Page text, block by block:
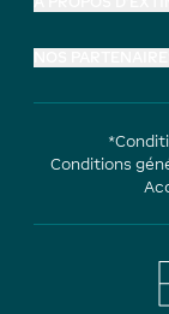
Conditions